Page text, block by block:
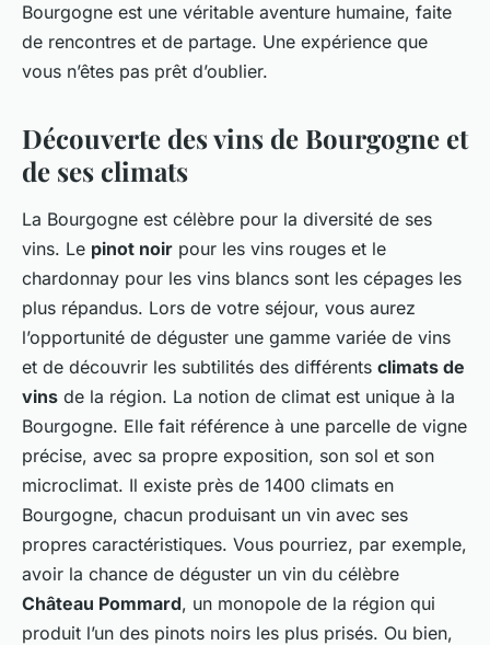
Bourgogne est une véritable aventure humaine, faite
de rencontres et de partage. Une expérience que
vous n’êtes pas prêt d’oublier.
Découverte des vins de Bourgogne et
de ses climats
La Bourgogne est célèbre pour la diversité de ses
vins. Le pinot noir pour les vins rouges et le
chardonnay pour les vins blancs sont les cépages les
plus répandus. Lors de votre séjour, vous aurez
l’opportunité de déguster une gamme variée de vins
et de découvrir les subtilités des différents climats de
vins de la région. La notion de climat est unique à la
Bourgogne. Elle fait référence à une parcelle de vigne
précise, avec sa propre exposition, son sol et son
microclimat. Il existe près de 1400 climats en
Bourgogne, chacun produisant un vin avec ses
propres caractéristiques. Vous pourriez, par exemple,
avoir la chance de déguster un vin du célèbre
Château Pommard, un monopole de la région qui
produit l’un des pinots noirs les plus prisés. Ou bien,